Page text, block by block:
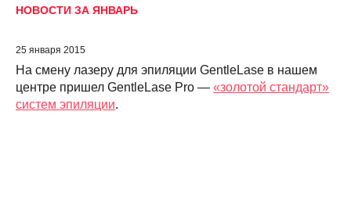
НОВОСТИ ЗА ЯНВАРЬ
25 января 2015
На смену лазеру для эпиляции GentleLase в нашем
центре пришел GentleLase Pro — «золотой стандарт»
систем эпиляции.